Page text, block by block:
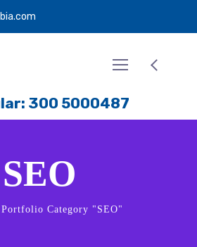
300 5000487
SEO
Portfolio Category "SEO"